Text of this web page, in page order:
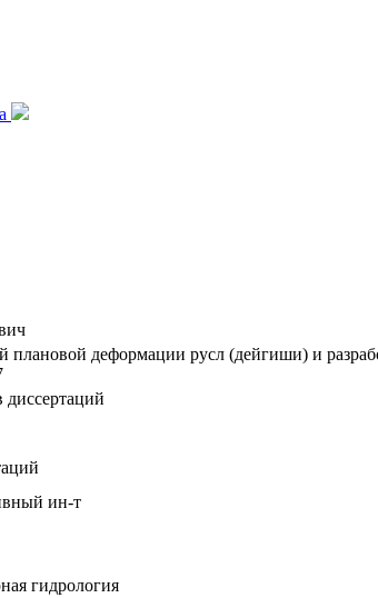
деформации русл (дейгиши) и
диссертаций
ин-т
гидрология